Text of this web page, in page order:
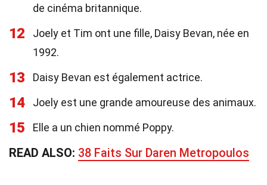
de cinéma britannique.
12
Joely et Tim ont une fille, Daisy Bevan, née en
1992.
13 Daisy Bevan est également actrice.
14 Joely est une grande amoureuse des animaux.
15 Elle a un chien nommé Poppy.
READ ALSO: 38 Faits Sur Daren Metropoulos